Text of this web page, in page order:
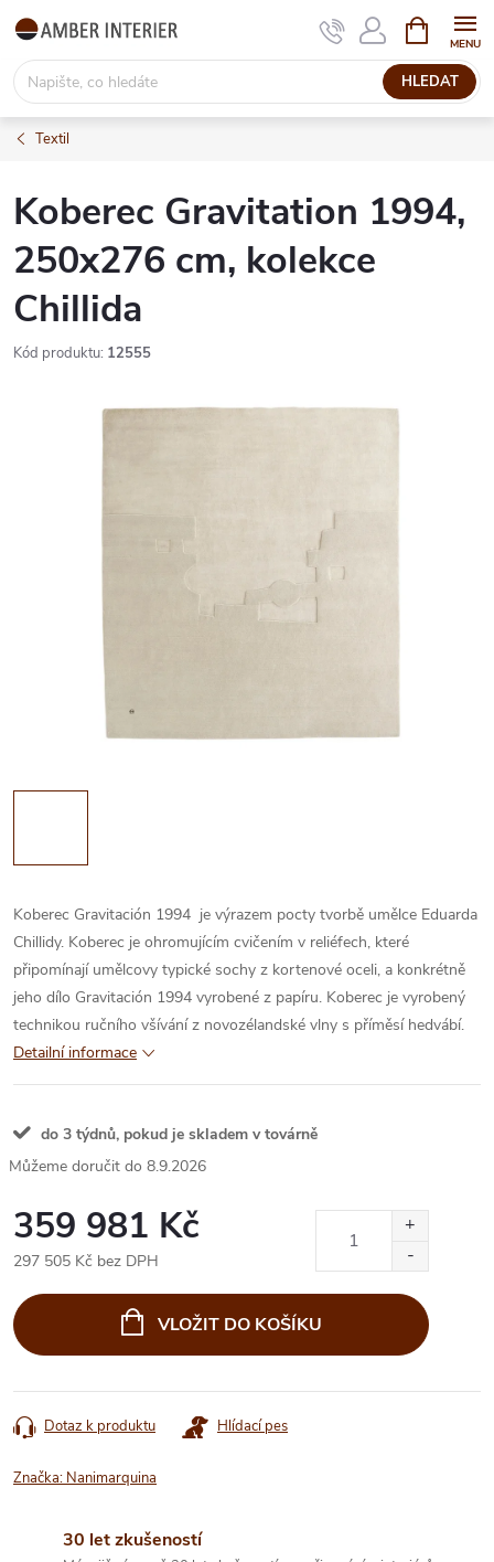
Přejít
obsah
HLEDAT
NÁKUPNÍ
KOŠÍK
Textil
Koberec Gravitation 1994,
250x276 cm, kolekce
Chillida
Kód produktu: 12555
Koberec Gravitación 1994 je výrazem pocty tvorbě umělce Eduarda
Chillidy. Koberec je ohromujícím cvičením v reliéfech, které
připomínají umělcovy typické sochy z kortenové oceli, a konkrétně
jeho dílo Gravitación 1994 vyrobené z papíru. Koberec je vyrobený
technikou ručního všívání z novozélandské vlny s příměsí hedvábí.
Detailní informace
do 3 týdnů, pokud je skladem v továrně
8.9.2026
359 981 Kč
297 505 Kč bez DPH
cena:
VLOŽIT DO KOŠÍKU
Dotaz k produktu Hlídací pes
Značka: Nanimarquina
30 let zkušeností